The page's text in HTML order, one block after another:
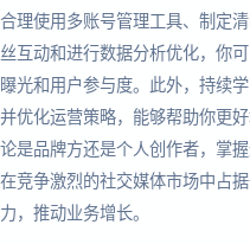
理使用多账号管理工具、制定
互动和进行数据分析优化，你
光和用户参与度。此外，持续
优化运营策略，能够帮助你更
是品牌方还是个人创作者，掌
竞争激烈的社交媒体市场中占
，推动业务增长。